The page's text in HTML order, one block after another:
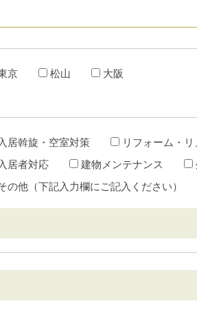
京 松山 大阪
入居斡旋・空室対策 リフォーム・
入居者対応
建物メンテナンス
の他（下記入力欄にご記入ください）